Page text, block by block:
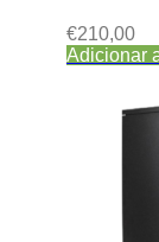
€210,00
Adicionar